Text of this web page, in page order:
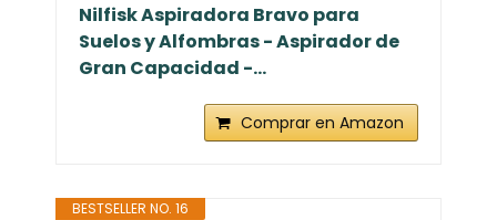
Nilfisk Aspiradora Bravo para
Suelos y Alfombras - Aspirador de
Gran Capacidad -...
Comprar en Amazon
BESTSELLER NO. 16